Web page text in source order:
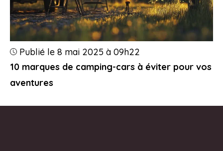
10 marques de camping-cars à éviter pour vos
aventures
Publié le 8 mai 2025 à 09h22